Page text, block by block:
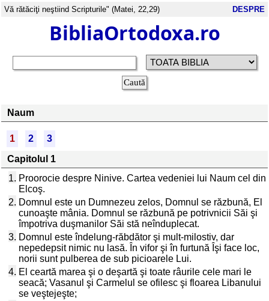
Vă rătăciţi neştiind Scripturile" (Matei, 22,29) DESPRE
BibliaOrtodoxa.ro
Naum
1 2
3
Capitolul 1
1. Proorocie despre Ninive. Cartea vedeniei lui Naum cel din
Elcoş.
2. Domnul este un Dumnezeu zelos, Domnul se răzbună, El
cunoaşte mânia. Domnul se răzbună pe potrivnicii Săi şi
împotriva duşmanilor Săi stă neînduplecat.
3. Domnul este îndelung-răbdător şi mult-milostiv, dar
nepedepsit nimic nu lasă. În vifor şi în furtună Îşi face loc,
norii sunt pulberea de sub picioarele Lui.
4. El ceartă marea şi o deşartă şi toate râurile cele mari le
seacă; Vasanul şi Carmelul se ofilesc şi floarea Libanului
se veştejeşte;